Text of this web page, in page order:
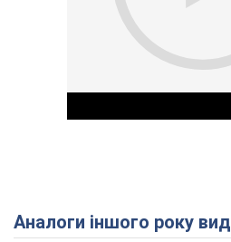
Аналоги іншого року